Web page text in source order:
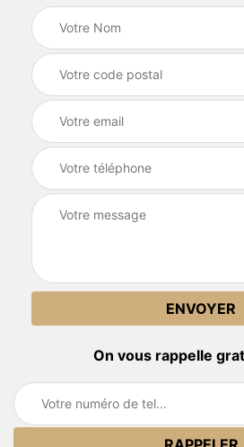
On vous rappelle